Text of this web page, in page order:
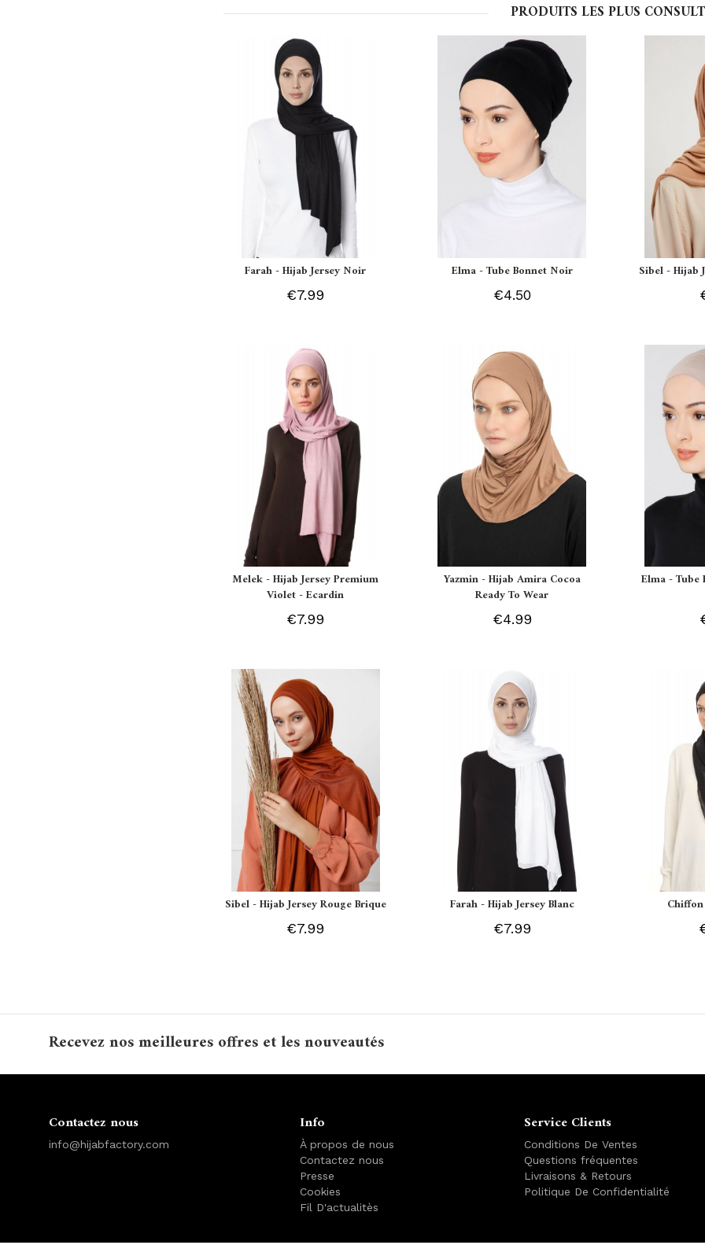
PRODUITS LES PLUS
Farah - Hijab Jersey Noir
€7.99
Elma - Tube Bonnet Noir
€4.50
Sibel - Hijab
Melek - Hijab Jersey Premium
Violet - Ecardin
€7.99
Yazmin - Hijab Amira Cocoa
Ready To Wear
€4.99
Elma - Tube
Sibel - Hijab Jersey Rouge Brique
€7.99
Farah - Hijab Jersey Blanc
€7.99
Recevez nos meilleures offres et les nouveautés
Contactez nous
info@hijabfactory.com
Info
À propos de nous
Contactez nous
Presse
Cookies
Fil D'actualitès
Service Clients
Conditions De Ventes
Questions fréquentes
Livraisons & Retours
Politique De Confidentialité